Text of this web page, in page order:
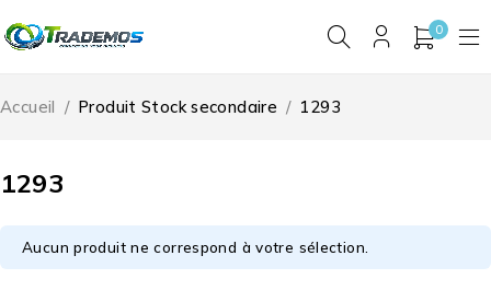
0
1293
Accueil / Produit Stock secondaire / 1293
Aucun produit ne correspond à votre sélection.